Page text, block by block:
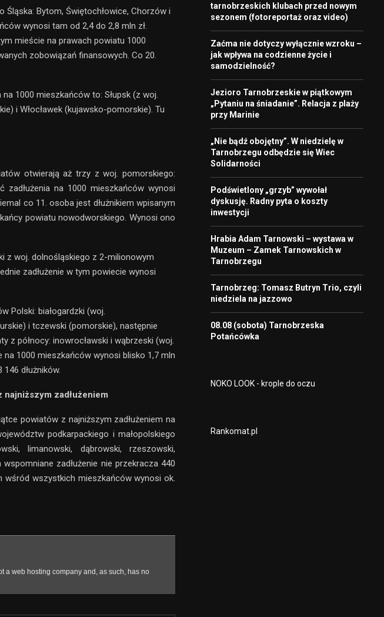
Śląska: Bytom, Świętochłowice, Chorzów i
wynosi tam od 2,4 do 2,8 mln zł.
mieście na prawach powiatu 1000
zobowiązań finansowych. Co 20.
1000 mieszkańców to: Słupsk (z woj.
i Włocławek (kujawsko-pomorskie). Tu
otwierają aż trzy z woj. pomorskiego:
na 1000 mieszkańców wynosi
co 11. osoba jest dłużnikiem wpisanym
powiatu nowodworskiego. Wynosi ono
z woj. dolnośląskiego z 2-milionowym
zadłużenie w tym powiecie wynosi
Polski: białogardzki (woj.
i tczewski (pomorskie), następnie
z północy: inowrocławski i wąbrzeski (woj.
1000 mieszkańców wynosi blisko 1,7 mln
dłużników.
najniższym zadłużeniem
powiatów z najniższym zadłużeniem na
podkarpackiego i małopolskiego
limanowski, dąbrowski, rzeszowski,
zadłużenie nie przekracza 440
wśród wszystkich mieszkańców wynosi ok.
tarnobrzeskich klubach przed nowym
sezonem (fotoreportaż oraz video)
Zaćma nie dotyczy wyłącznie wzroku –
jak wpływa na codzienne życie i
samodzielność?
Jezioro Tarnobrzeskie w piątkowym
„Pytaniu na śniadanie”. Relacja z plaży
przy Marinie
„Nie bądź obojętny”. W niedzielę w
Tarnobrzegu odbędzie się Wiec
Solidarności
Podświetlony „grzyb” wywołał
dyskusję. Radny pyta o koszty
inwestycji
Hrabia Adam Tarnowski – wystawa w
Muzeum – Zamek Tarnowskich w
Tarnobrzegu
Tarnobrzeg: Tomasz Butryn Trio, czyli
niedziela na jazzowo
08.08 (sobota) Tarnobrzeska
Potańcówka
NOKO LOOK - krople do oczu
Rankomat.pl